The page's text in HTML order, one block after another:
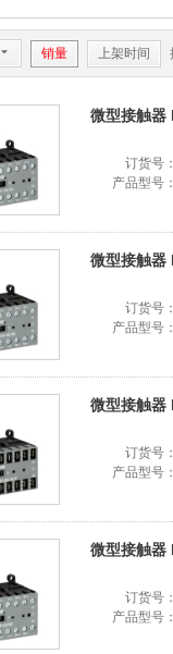
6 销量 上架时间
微型接触器
订货号
产品型号
微型接触器
订货号
产品型号
微型接触器
订货号
产品型号
微型接触器
订货号
产品型号